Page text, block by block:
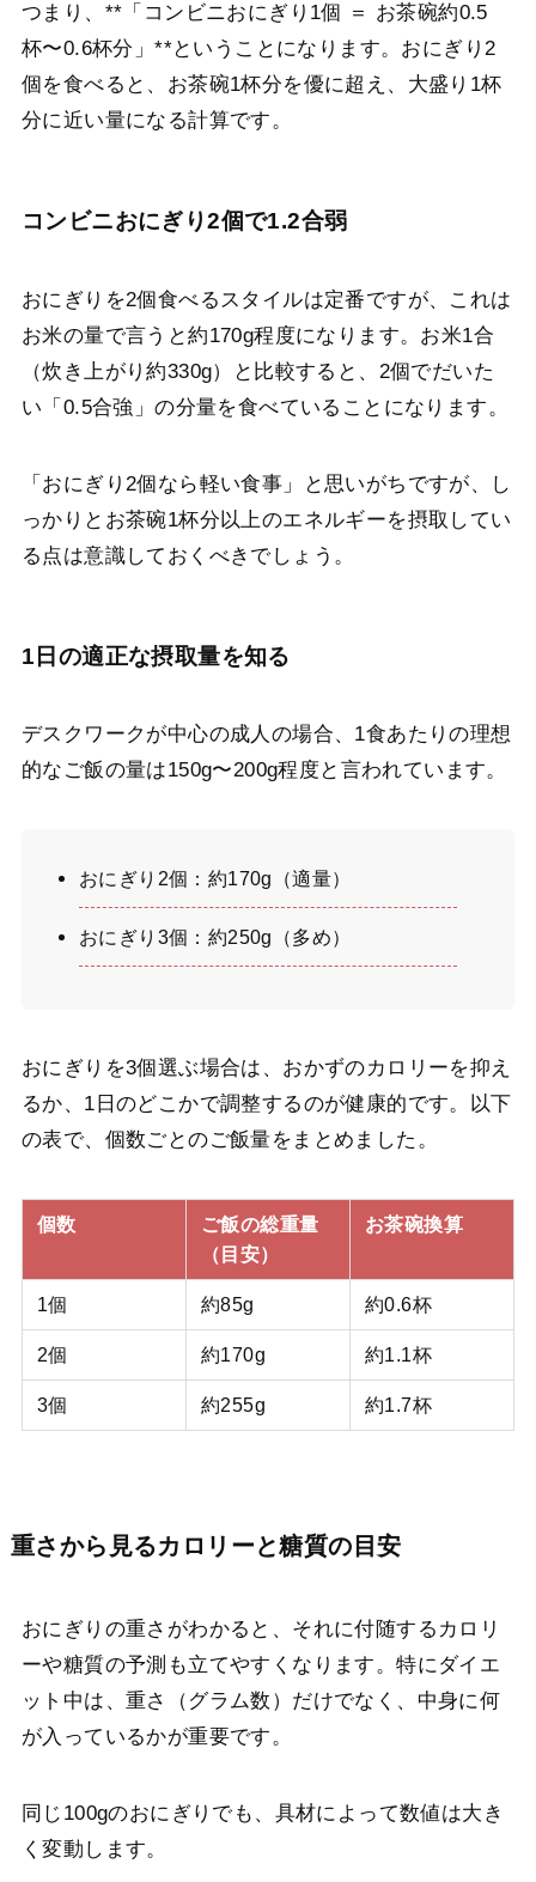
つまり、**「コンビニおにぎり1個 ＝ お茶碗約0.5
杯〜0.6杯分」**ということになります。おにぎり2
個を食べると、お茶碗1杯分を優に超え、大盛り1杯
分に近い量になる計算です。
コンビニおにぎり2個で1.2合弱
おにぎりを2個食べるスタイルは定番ですが、これは
お米の量で言うと約170g程度になります。お米1合
（炊き上がり約330g）と比較すると、2個でだいた
い「0.5合強」の分量を食べていることになります。
「おにぎり2個なら軽い食事」と思いがちですが、し
っかりとお茶碗1杯分以上のエネルギーを摂取してい
る点は意識しておくべきでしょう。
1日の適正な摂取量を知る
デスクワークが中心の成人の場合、1食あたりの理想
的なご飯の量は150g〜200g程度と言われています。
おにぎり2個：約170g（適量）
おにぎり3個：約250g（多め）
おにぎりを3個選ぶ場合は、おかずのカロリーを抑え
るか、1日のどこかで調整するのが健康的です。以下
の表で、個数ごとのご飯量をまとめました。
個数
ご飯の総重量
（目安）
お茶碗換算
1個 約85g 約0.6杯
2個 約170g 約1.1杯
3個 約255g 約1.7杯
重さから見るカロリーと糖質の目安
おにぎりの重さがわかると、それに付随するカロリ
ーや糖質の予測も立てやすくなります。特にダイエ
ット中は、重さ（グラム数）だけでなく、中身に何
が入っているかが重要です。
同じ100gのおにぎりでも、具材によって数値は大き
く変動します。